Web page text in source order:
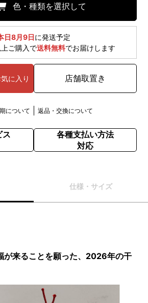
色・種類を選択して
日8月9日に発送予定
ご購入で送料無料でお届けします
に入り 店舗取置き
について 返品・交換について
ス
各種支払い方法
対応
仕様・サイズ
が来ることを願った、2026年の干